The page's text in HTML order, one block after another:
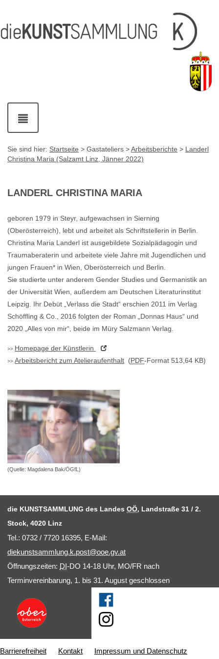
[1]
[2]
Links
[3]
mit
Kontaktdaten
Navigation
ein-
und
Sie sind hier: Startseite > Gastateliers >Arbeitsberichte > Landerl
Christina Maria (Salzamt Linz, Jänner 2022)
LANDERL CHRISTINA MARIA
geboren 1979 in Steyr, aufgewachsen in Sierning
(Oberösterreich), lebt und arbeitet als Schriftstellerin in Berlin.
Christina Maria Landerl ist ausgebildete Sozialpädagogin und
Traumaberaterin und arbeitete viele Jahre mit Jugendlichen und
jungen Frauen* in Wien, Oberösterreich und Berlin.
Sie studierte unter anderem Gender Studies und Germanistik an
der Universität Wien, außerdem am Deutschen Literaturinstitut
Leipzig. Ihr Debüt „Verlass die Stadt“ erschien 2011 im Verlag
Schöffling & Co., 2016 folgten der Roman „Donnas Haus“ und
2020 „Alles von mir“, beide im Müry Salzmann Verlag.
Homepage der Künstlerin
Arbeitsbericht zum Atelieraufenthalt (PDF-Format 513,64 KB)
(Quelle: Magdalena Bak/ÖGfL)
die KUNSTSAMMLUNG des Landes OÖ, Landstraße 31 / 2.
Stock, 4020 Linz
Tel.: 0732 / 7720 16395, E-Mail:
diekunstsammlung.k.post@ooe.gv.at
Öffnungszeiten: DI-DO 14-18 Uhr, MO/FR nach
Terminvereinbarung, 1. bis 31. August geschlossen
Barrierefreiheit Kontakt Impressum und Datenschutz